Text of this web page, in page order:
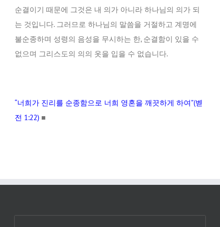
순결이기 때문에 그것은 내 의가 아니라 하나님의 의가 되
는 것입니다. 그러므로 하나님의 말씀을 거절하고 계명에
불순종하며 성령의 음성을 무시하는 한, 순결함이 있을 수
없으며 그리스도의 의의 옷을 입을 수 없습니다.
“너희가 진리를 순종함으로 너희 영혼을 깨끗하게 하여”(벧
전 1:22) ■